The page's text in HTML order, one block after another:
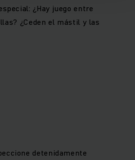
¿Hay juego entre
¿Ceden el mástil y las
detenidamente